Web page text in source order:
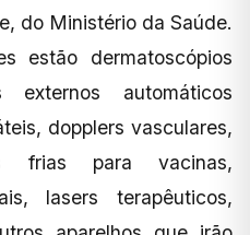
do Ministério da Saúde.
estão dermatoscópios
externos automáticos
dopplers vasculares,
frias para vacinas,
lasers terapêuticos,